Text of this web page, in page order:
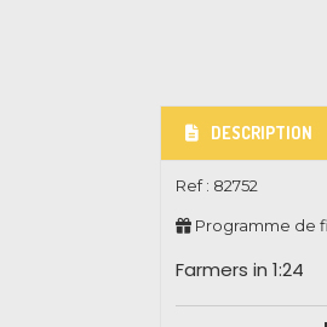
DESCRIPTION
Ref : 82752
Programme de
Farmers in 1:24